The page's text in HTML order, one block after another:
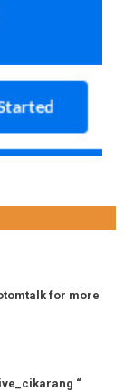
for more
“